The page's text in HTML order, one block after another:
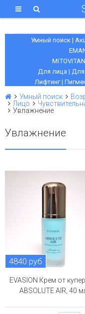
Умный поиск|
MITOVITAN
Для лица | Для
Лифтинг|
Умный поиск
Лицо
Увлажнение
Увлажнение
4840 руб
EVASION Крем от
ABSOLUTE AIR, 40